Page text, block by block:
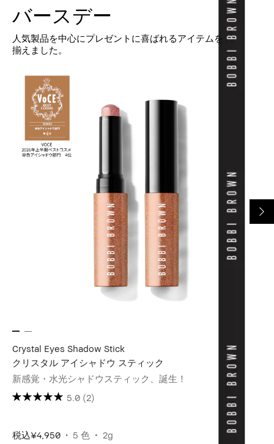
バースデー
人気製品を中心にプレゼントに喜ばれるアイテムを
揃えました。
Crystal Eyes Shadow Stick
クリスタル アイシャドウ スティック
新感覚・水光シャドウスティック、誕生！
5.0 (2)
税込¥4,950 5 色 2g